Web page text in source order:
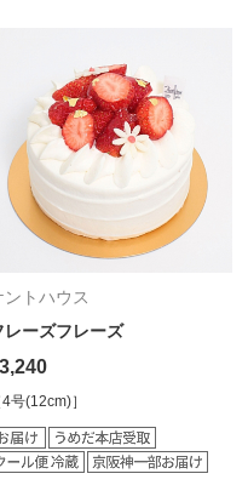
ントハウス
レーズフレーズ
4号(12cm)］